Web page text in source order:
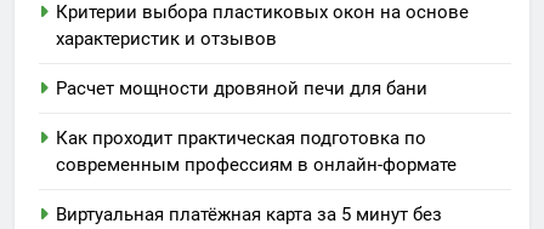
Критерии выбора пластиковых окон на основе
характеристик и отзывов
Расчет мощности дровяной печи для бани
Как проходит практическая подготовка по
современным профессиям в онлайн-формате
Виртуальная платёжная карта за 5 минут без